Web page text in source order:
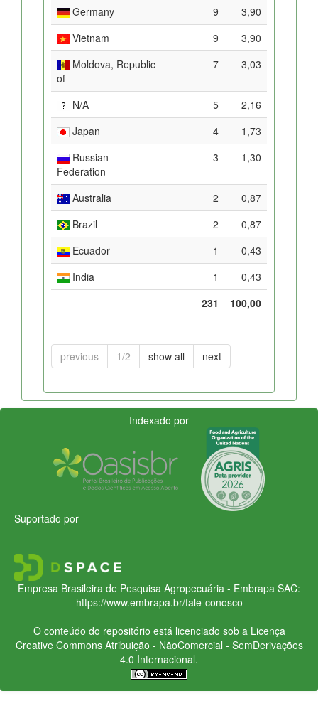
Germany
9
3,90
Vietnam
9
3,90
Moldova, Republic
of
7 3,03
N/A 5
2,16
Japan
4
1,73
Russian
Federation
3 1,30
Australia 2
0,87
Brazil
2
0,87
Ecuador
1
0,43
India
1
0,43
231
100,00
previous 1/2 show all next
Indexado por
Suportado por
Empresa Brasileira de Pesquisa Agropecuária - Embrapa SAC:
https://www.embrapa.br/fale-conosco
O conteúdo do repositório está licenciado sob a Licença
Creative CommonsAtribuição - NãoComercial - SemDerivações
4.0 Internacional.